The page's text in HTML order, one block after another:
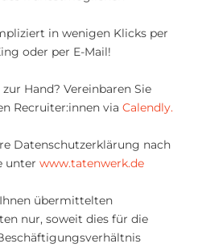
in wenigen Klicks per
oder per E-Mail!
Hand? Vereinbaren Sie
Recruiter:innen via Calendly.
Datenschutzerklärung nach
unter www.tatenwerk.de
übermittelten
nur, soweit dies für die